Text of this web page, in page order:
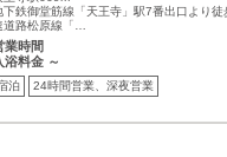
下鉄御堂筋線「天王寺」駅7番出口より
道路松原線「…
業時間
浴料金 ～
泊 24時間営業、深夜営業